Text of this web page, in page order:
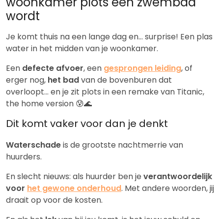
wordt
Je komt thuis na een lange dag en… surprise! Een plas
water in het midden van je woonkamer.
Een defecte afvoer, een gesprongen leiding, of
erger nog, het badvan de bovenburen dat
overloopt… en je zit plots in een remake van Titanic,
the home version 😰🌊
Dit komt vaker voor dan je denkt
Waterschadeis de grootste nachtmerrie van
huurders.
En slecht nieuws: als huurder ben je verantwoordelijk
voor het gewone onderhoud. Met andere woorden, jij
draait op voor de kosten.